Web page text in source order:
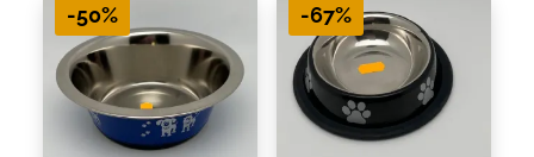
4,49 €. 2,00 €.
-50% -67%